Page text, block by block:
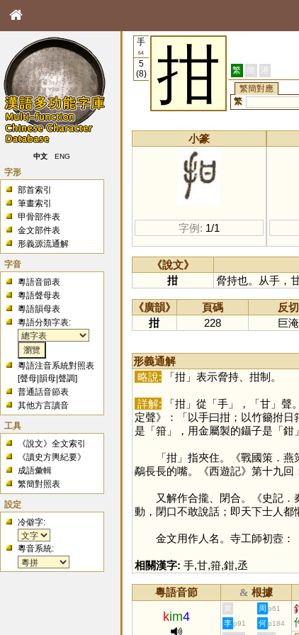
中文 ENG
字形
部首索引
筆畫索引
甲骨部件表
金文部件表
形義源流通解
字音
粵語音節表
粵語聲母表
粵語韻母表
粵語分類字表:
粵語注音系統對照表
[聲母 |韻母 |聲調]
普通話音節表
其他方言讀音
工具
《說文》全文索引
《讀史方輿紀要》
成語彙輯
繁簡對照表
設定
冷僻字:
粵音系統:
手
64
5
(8)
拑 繁 簡 港
繁簡對應
繁
小篆
字例: 1/1
《說文》
拑
脅持也。从手，甘
《廣韻》 頁碼 反切
拑
228 巨淹
形義通解
略說: 「拑」表示脅持、拑制。
詳解: 「拑」從「手」，「甘」聲
定聲》：「以手曰拑；以竹籋拊日
是「箝」，用金屬製的鑷子是「鉗
「拑」指夾住。《戰國策．燕
鷸長長的嘴。《西遊記》第十九回
又解作合攏、閉合。《史記．秦
動，閉口不敢說話；即天下士人都
金文用作人名。寺工師初壼：
相關漢字: 手,甘,箝,鉗,丞
粵語音節 & 根據
kim4
黃 周 p61
李 p91 何 p184